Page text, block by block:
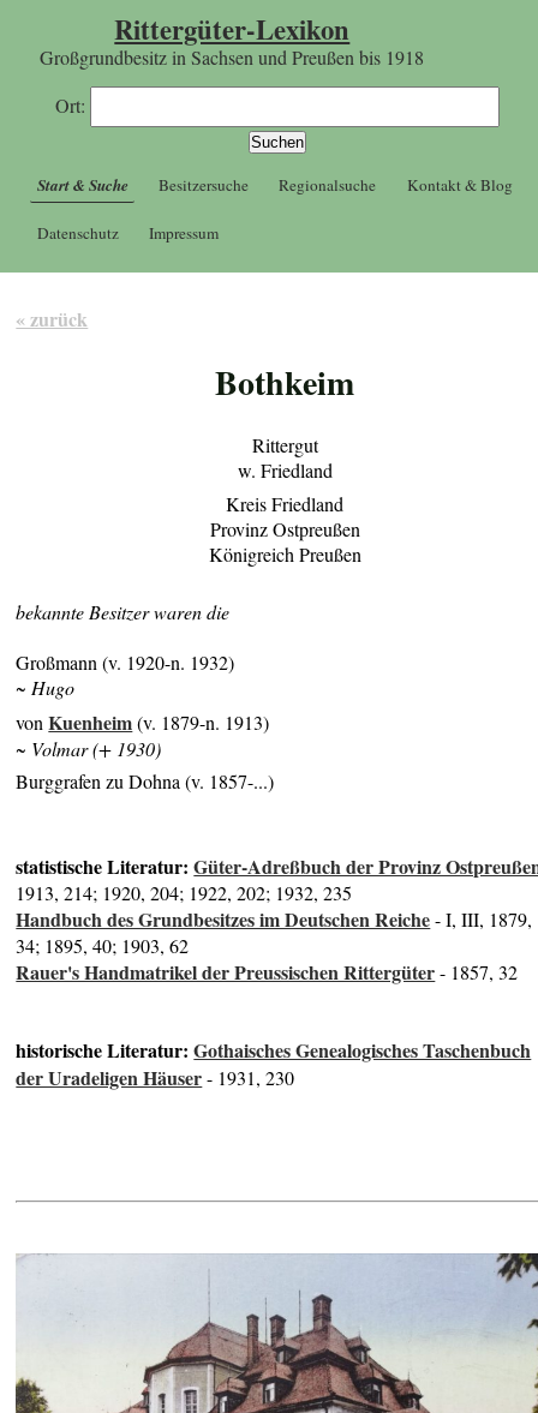
Rittergüter-Lexikon
Großgrundbesitz in Sachsen und Preußen bis 1918
Ort:
Start & Suche Besitzersuche Regionalsuche Kontakt & Blog
Datenschutz Impressum
« zurück
Bothkeim
Rittergut
w. Friedland
Kreis Friedland
Provinz Ostpreußen
Königreich Preußen
bekannte Besitzer waren die
Großmann (v. 1920-n. 1932)
~ Hugo
vonKuenheim(v. 1879-n. 1913)
~ Volmar (+ 1930)
Burggrafen zu Dohna (v. 1857-...)
statistische Literatur:Güter-Adreßbuch der Provinz
1913, 214; 1920, 204; 1922, 202; 1932, 235
Handbuch des Grundbesitzes im Deutschen Reiche- I, III, 1879,
34; 1895, 40; 1903, 62
Rauer's Handmatrikel der Preussischen Rittergüter- 1857, 32
historische Literatur:Gothaisches Genealogisches Taschenbuch
der Uradeligen Häuser- 1931, 230